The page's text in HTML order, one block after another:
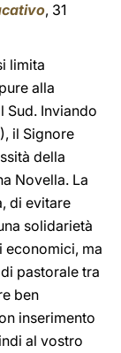
, 31
limita
alla
Sud. Inviando
il Signore
della
Novella. La
di evitare
solidarietà
economici, ma
pastorale tra
ben
inserimento
al vostro